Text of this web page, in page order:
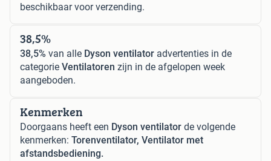
beschikbaar voor verzending.
38,5%
38,5% van alle Dyson ventilator advertenties in de
categorie Ventilatoren zijn in de afgelopen week
aangeboden.
Kenmerken
Doorgaans heeft een Dyson ventilator de volgende
kenmerken: Torenventilator, Ventilator met
afstandsbediening.